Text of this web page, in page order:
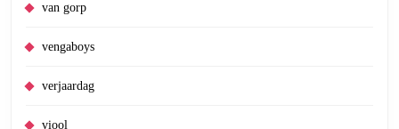
van gorp
vengaboys
verjaardag
viool